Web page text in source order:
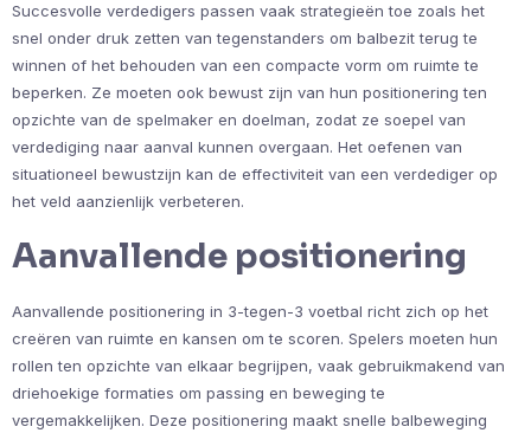
Succesvolle verdedigers passen vaak strategieën toe zoals het
snel onder druk zetten van tegenstanders om balbezit terug te
winnen of het behouden van een compacte vorm om ruimte te
beperken. Ze moeten ook bewust zijn van hun positionering ten
opzichte van de spelmaker en doelman, zodat ze soepel van
verdediging naar aanval kunnen overgaan. Het oefenen van
situationeel bewustzijn kan de effectiviteit van een verdediger op
het veld aanzienlijk verbeteren.
Aanvallende positionering
Aanvallende positionering in 3-tegen-3 voetbal richt zich op het
creëren van ruimte en kansen om te scoren. Spelers moeten hun
rollen ten opzichte van elkaar begrijpen, vaak gebruikmakend van
driehoekige formaties om passing en beweging te
vergemakkelijken. Deze positionering maakt snelle balbeweging